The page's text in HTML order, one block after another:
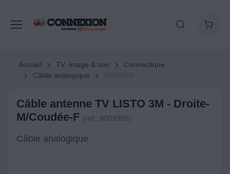
Accueil TV, image & son
Connectique
Câble analogique
Câble antenne TV LISTO 3M - Droite-
M/Coudée-F (réf : 8009909)
Câble analogique